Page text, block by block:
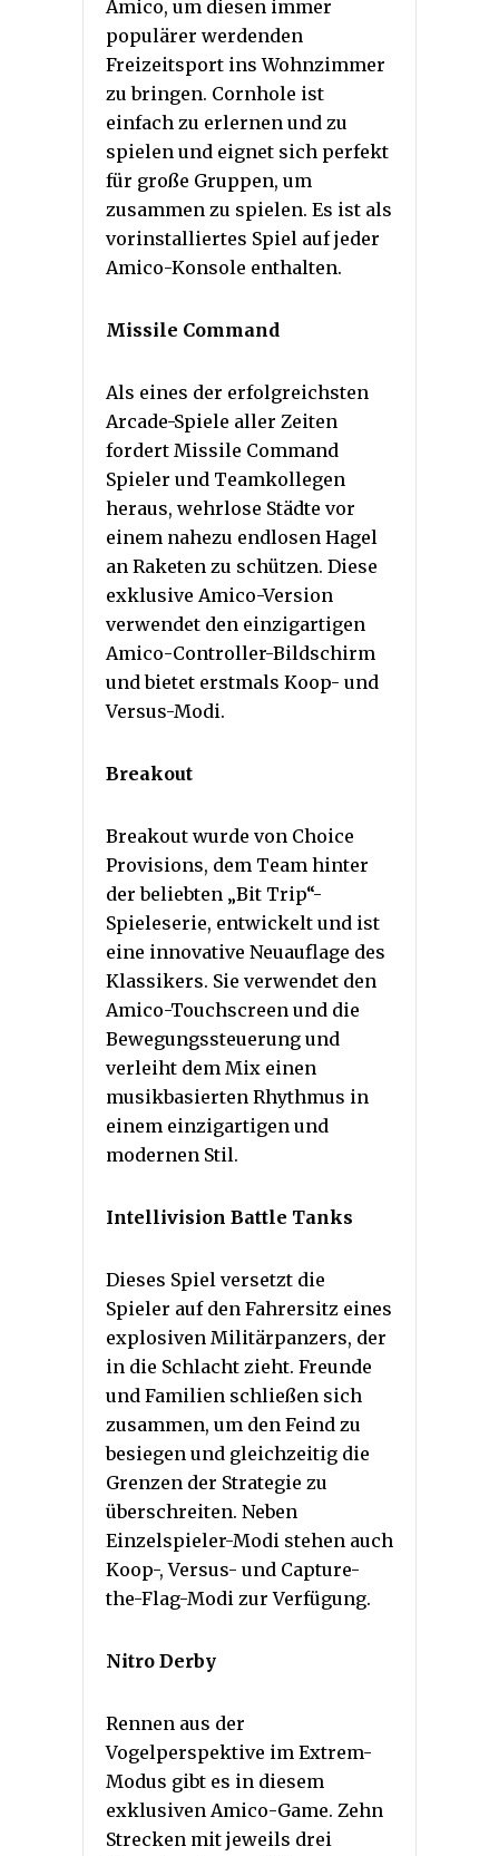
Amico, um diesen immer
populärer werdenden
Freizeitsport ins Wohnzimmer
zu bringen. Cornhole ist
einfach zu erlernen und zu
spielen und eignet sich perfekt
für große Gruppen, um
zusammen zu spielen. Es ist als
vorinstalliertes Spiel auf jeder
Amico-Konsole enthalten.
Missile Command
Als eines der erfolgreichsten
Arcade-Spiele aller Zeiten
fordert Missile Command
Spieler und Teamkollegen
heraus, wehrlose Städte vor
einem nahezu endlosen Hagel
an Raketen zu schützen. Diese
exklusive Amico-Version
verwendet den einzigartigen
Amico-Controller-Bildschirm
und bietet erstmals Koop- und
Versus-Modi.
Breakout
Breakout wurde von Choice
Provisions, dem Team hinter
der beliebten „Bit Trip“-
Spieleserie, entwickelt und ist
eine innovative Neuauflage des
Klassikers. Sie verwendet den
Amico-Touchscreen und die
Bewegungssteuerung und
verleiht dem Mix einen
musikbasierten Rhythmus in
einem einzigartigen und
modernen Stil.
Intellivision Battle Tanks
Dieses Spiel versetzt die
Spieler auf den Fahrersitz eines
explosiven Militärpanzers, der
in die Schlacht zieht. Freunde
und Familien schließen sich
zusammen, um den Feind zu
besiegen und gleichzeitig die
Grenzen der Strategie zu
überschreiten. Neben
Einzelspieler-Modi stehen auch
Koop-, Versus- und Capture-
the-Flag-Modi zur Verfügung.
Nitro Derby
Rennen aus der
Vogelperspektive im Extrem-
Modus gibt es in diesem
exklusiven Amico-Game. Zehn
Strecken mit jeweils drei